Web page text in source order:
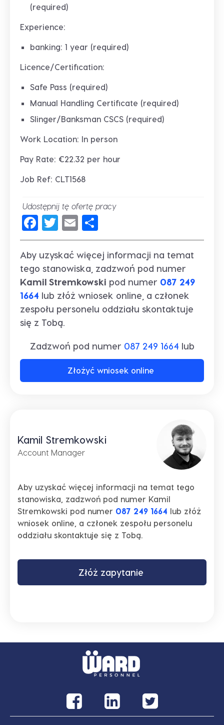
(required)
Experience:
banking: 1 year (required)
Licence/Certification:
Safe Pass (required)
Manual Handling Certificate (required)
Slinger/Banksman CSCS (required)
Work Location: In person
Pay Rate: €22.32 per hour
Job Ref: CLT1568
Udostępnij tę ofertę pracy
Facebook
Twitter
Email
Aby uzyskać więcej informacji na temat
tego stanowiska, zadzwoń pod numer
Kamil Stremkowski pod numer 087 249
1664 lub złóż wniosek online, a członek
zespołu personelu oddziału skontaktuje
się z Tobą.
Zadzwoń pod numer 087 249 1664 lub
Złożyć wniosek online
Kamil Stremkowski
Account Manager
Aby uzyskać więcej informacji na temat tego
stanowiska, zadzwoń pod numer Kamil
Stremkowski pod numer 087 249 1664 lub złóż
wniosek online, a członek zespołu personelu
oddziału skontaktuje się z Tobą.
Złóż zapytanie